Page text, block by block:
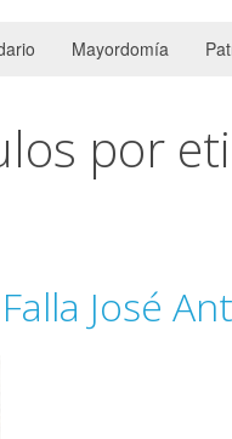
Mayordomía
por
José